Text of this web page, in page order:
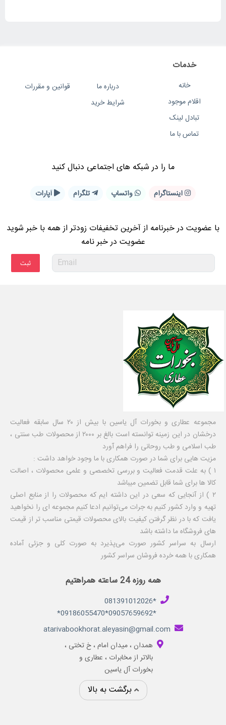
خدمات
خانه
اقلام موجود
تبادل لینک
تماس با ما
درباره ما
شرایط خرید
قوانین و مقررات
ما را در شبكه های اجتماعی دنبال کنید
اینستاگرام واتساپ تلگرام آپارات
با عضویت در خبرنامه از آخرین تخفیفات زودتر از همه با خبر شوید
عضویت در خبر نامه
مجموعه عطاری و بخورات آل یاسین با بیش از ۲۰ سال سابقه فعالیت
درخشان در این زمینه توانسته است بالغ بر ۲۰۰۰ از محصولات طب سنتی ،
طب اسلامی و طب روحانی را فراهم آورد
مزیت هایی برای شما در صورت همکاری با ما وجود خواهد داشت :
۱ ) به علت قدمت فعالیت و بررسی تخصصی و علمی محصولات ، اصالت
کالا ها برای شما قابل تضمین میباشد
۲ ) از آنجایی که سعی در این داشته ایم که محصولات را از منابع اصلی
تهیه و وارد کشور کنیم به جرات می‌توانیم ادعا کنیم مجموعه ای را نخواهید
یافت که با در نظر گرفتن کیفیت بالای محصولات قیمتی مناسب تر از قیمت
های فروشگاه ما داشته باشد
ارسال به سراسر کشور صورت می‌پذیرد به صورت کلی و جزئی آماده
همکاری با همه خرده فروشان سراسر کشور
همه روزه 24 ساعته همراهتیم
*081391012026
*09057659692*09186055470*
atarivabookhorat.aleyasin@gmail.com
همدان ، میدان امام ، خ تختی ،
بالاتر از مخابرات ، عطاری و
بخورات آل یاسین
برگشت به بالا